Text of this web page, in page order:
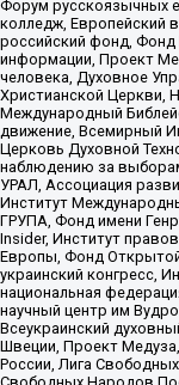
Форум русскоязычных
колледж, Европейский
российский фонд,
информации, Проект
человека, Духовное
Христианской Церкви,
Международный
движение, Всемирный
Церковь Духовной
наблюдению за
УРАЛ, Ассоциация
Институт
ГРУПА, Фонд имени
Insider, Институт
Европы, Фонд Открытой
украинский конгресс,
национальная
научный центр им
Всеукраинский
Швеции, Проект
России, Лига